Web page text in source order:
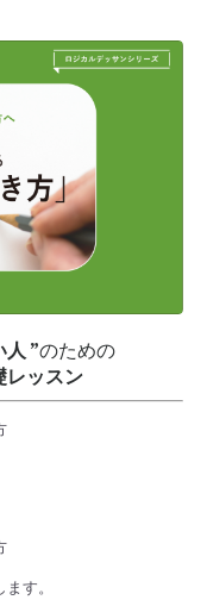
”のための
レッスン
す。